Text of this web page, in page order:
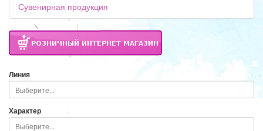
Сувенирная продукция
Линия
Характер